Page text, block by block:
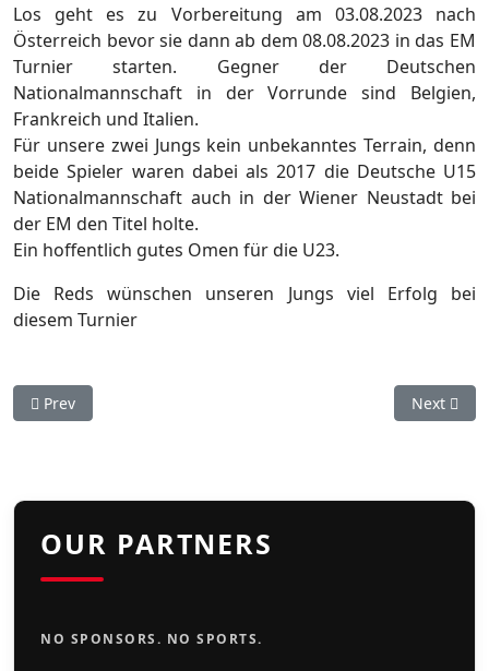
Los geht es zu Vorbereitung am 03.08.2023 nach
Österreich bevor sie dann ab dem 08.08.2023 in das EM
Turnier starten. Gegner der Deutschen
Nationalmannschaft in der Vorrunde sind Belgien,
Frankreich und Italien.
Für unsere zwei Jungs kein unbekanntes Terrain, denn
beide Spieler waren dabei als 2017 die Deutsche U15
Nationalmannschaft auch in der Wiener Neustadt bei
der EM den Titel holte.
Ein hoffentlich gutes Omen für die U23.
Die Reds wünschen unseren Jungs viel Erfolg bei
diesem Turnier
Previous article: Stuttgart Reds: Zwei schnelle Siege gegen
Prev Next
Next
OUR PARTNERS
NO SPONSORS. NO SPORTS.